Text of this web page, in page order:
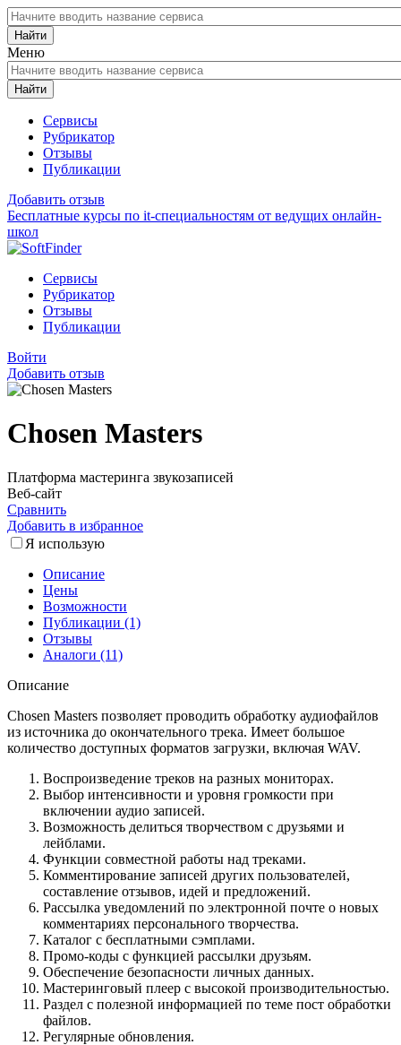
Найти
Меню
Найти
Сервисы
Рубрикатор
Отзывы
Публикации
Добавить отзыв
Бесплатные курсы по it-специальностям от ведущих онлайн-
школ
Сервисы
Рубрикатор
Отзывы
Публикации
Войти
Добавить отзыв
Chosen Masters
Платформа мастеринга звукозаписей
Веб-сайт
Сравнить
Добавить в избранное
Я использую
Описание
Цены
Возможности
Публикации (1)
Отзывы
Аналоги (11)
Описание
Chosen Masters позволяет проводить обработку аудиофайлов
из источника до окончательного трека. Имеет большое
количество доступных форматов загрузки, включая WAV.
Воспроизведение треков на разных мониторах.
Выбор интенсивности и уровня громкости при
включении аудио записей.
Возможность делиться творчеством с друзьями и
лейблами.
Функции совместной работы над треками.
Комментирование записей других пользователей,
составление отзывов, идей и предложений.
Рассылка уведомлений по электронной почте о новых
комментариях персонального творчества.
Каталог с бесплатными сэмплами.
Промо-коды с функцией рассылки друзьям.
Обеспечение безопасности личных данных.
Мастеринговый плеер с высокой производительностью.
Раздел с полезной информацией по теме пост обработки
файлов.
Регулярные обновления.